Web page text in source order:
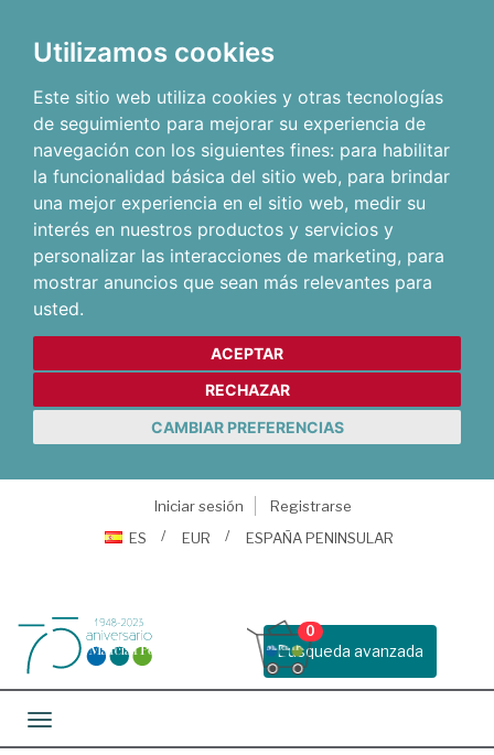
Utilizamos cookies
Este sitio web utiliza cookies y otras tecnologías
de seguimiento para mejorar su experiencia de
navegación con los siguientes fines: para habilitar
la funcionalidad básica del sitio web, para brindar
una mejor experiencia en el sitio web, medir su
interés en nuestros productos y servicios y
personalizar las interacciones de marketing, para
mostrar anuncios que sean más relevantes para
usted.
ACEPTAR
RECHAZAR
CAMBIAR PREFERENCIAS
Iniciar sesión
Registrarse
ES
EUR ESPAÑA PENINSULAR
Busqueda avanzada
0
Toggle navigation